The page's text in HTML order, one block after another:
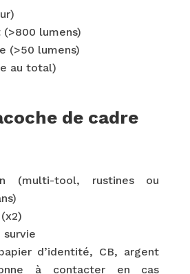
(>800 lumens)
(>50 lumens)
au total)
de cadre
(multi-tool, rustines ou
survie
d’identité, CB, argent
à contacter en cas